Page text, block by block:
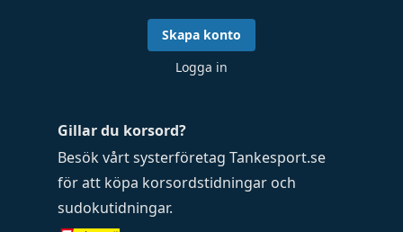
Gillar du korsord?
Besök vårt systerföretag Tankesport.se
för att köpa korsordstidningar och
sudokutidningar.
Skapa konto
Logga in